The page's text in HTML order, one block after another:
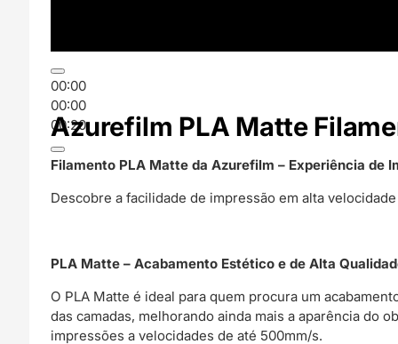
00:00
00:00
00:20
Azurefilm PLA Matte
Filamento PLA Matte da Azurefilm – Experiência de
Descobre a facilidade de impressão em alta
PLA Matte – Acabamento Estético e de Alta
O PLA Matte é ideal para quem procura um
das camadas, melhorando ainda mais a aparência do
impressões a velocidades de até 500mm/s.